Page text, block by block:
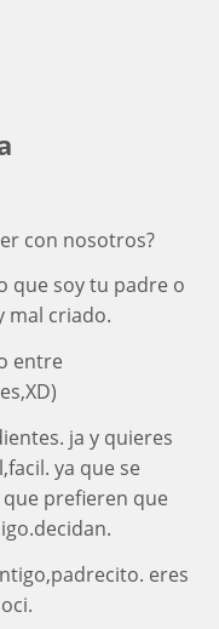
con nosotros?
que soy tu padre o
mal criado.
entre
ja y quieres
ya que se
prefieren que
eres